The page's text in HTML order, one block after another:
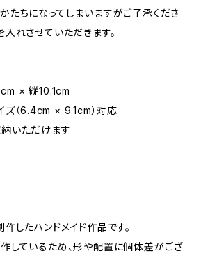
たちになってしまいますがご了承くださ
入れさせていただきます。
× 縦10.1cm
ズ（6.4cm × 9.1cm）対応
いただけます
したハンドメイド作品です。
しているため、形や配置に個体差がござ